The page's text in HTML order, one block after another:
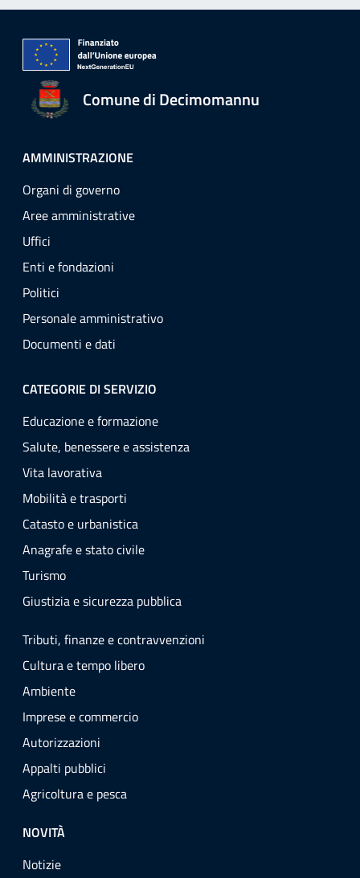
Comune di Decimomannu
AMMINISTRAZIONE
Organi di governo
Aree amministrative
Uffici
Enti e fondazioni
Politici
Personale amministrativo
Documenti e dati
CATEGORIE DI SERVIZIO
Educazione e formazione
Salute, benessere e assistenza
Vita lavorativa
Mobilità e trasporti
Catasto e urbanistica
Anagrafe e stato civile
Turismo
Giustizia e sicurezza pubblica
Tributi, finanze e contravvenzioni
Cultura e tempo libero
Ambiente
Imprese e commercio
Autorizzazioni
Appalti pubblici
Agricoltura e pesca
NOVITÀ
Notizie